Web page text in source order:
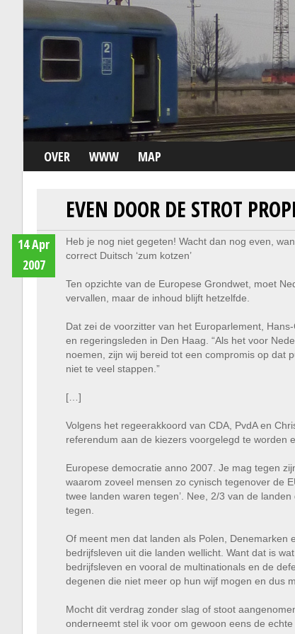
OVER WWW MAP
EVEN DOOR DE STROT
14 Apr
2007
Heb je nog niet gegeten! Wacht dan nog even,
correct Duitsch ‘zum kotzen’
Ten opzichte van de Europese Grondwet, moet
vervallen, maar de inhoud blijft hetzelfde.
Dat zei de voorzitter van het Europarlement,
en regeringsleden in Den Haag. “Als het voor
noemen, zijn wij bereid tot een compromis op dat
niet te veel stappen.”
[…]
Volgens het regeerakkoord van CDA, PvdA en
referendum aan de kiezers voorgelegd te worden
Europese democratie anno 2007. Je mag tegen
waarom zoveel mensen zo cynisch tegenover de
twee landen waren tegen’. Nee, 2/3 van de
tegen.
Of meent men dat landen als Polen, Denemarken
bedrijfsleven uit die landen wellicht. Want dat is
bedrijfsleven en vooral de multinationals en de
degenen die niet meer op hun wijf mogen en dus
Mocht dit verdrag zonder slag of stoot
onderneemt stel ik voor om gewoon eens de